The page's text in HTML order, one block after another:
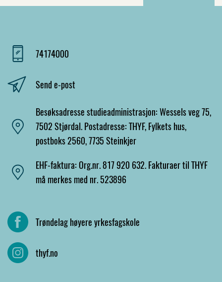
74174000
Send e-post
Besøksadresse studieadministrasjon: Wessels veg 75,
7502 Stjørdal. Postadresse: THYF, Fylkets hus,
postboks 2560, 7735 Steinkjer
EHF-faktura: Org.nr. 817 920 632. Fakturaer til THYF
må merkes med nr. 523896
Trøndelag høyere yrkesfagskole
thyf.no